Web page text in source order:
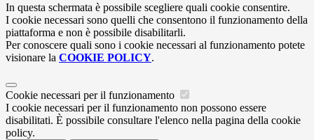
In questa schermata è possibile scegliere quali cookie consentire.
I cookie necessari sono quelli che consentono il funzionamento della
piattaforma e non è possibile disabilitarli.
Per conoscere quali sono i cookie necessari al funzionamento potete
visionare la COOKIE POLICY.
Cookie necessari per il funzionamento
I cookie necessari per il funzionamento non possono essere
disabilitati. È possibile consultare l'elenco nella pagina della cookie
policy.